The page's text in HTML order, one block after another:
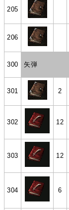
205
206
300 矢弾
301 2
302 12
303 12
304 6